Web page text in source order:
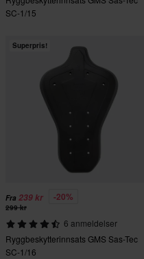
SC-1/15
Superpris!
Fra 239 kr -20%
299 kr
6 anmeldelser
Ryggbeskytterinnsats GMS Sas-Tec
SC-1/16